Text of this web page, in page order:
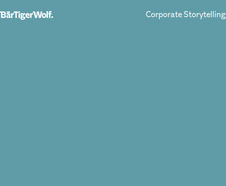
Corporate Storytelling